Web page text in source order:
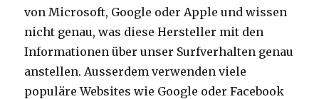
von Microsoft, Google oder Apple und wissen
nicht genau, was diese Hersteller mit den
Informationen über unser Surfverhalten genau
anstellen. Ausserdem verwenden viele
populäre Websites wie Google oder Facebook